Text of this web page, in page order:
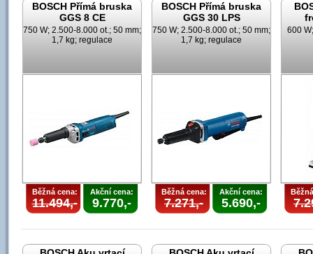
BOSCH Přímá bruska
GGS 8 CE
750 W; 2.500-8.000 ot.; 50 mm;
1,7 kg; regulace
Běžná cena:
11.494,-
Akční cena:
9.770,-
BOSCH Přímá bruska
GGS 30 LPS
750 W; 2.500-8.000 ot.; 50 mm;
1,7 kg; regulace
Běžná cena:
7.271,-
Akční cena:
5.690,-
600